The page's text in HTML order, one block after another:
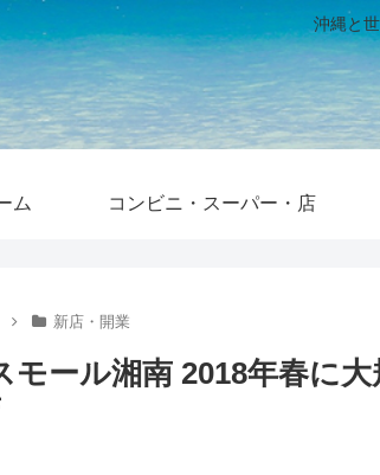
沖縄と
ム コンビニ・スーパー・店
新店・開業
モール湘南 2018年春に